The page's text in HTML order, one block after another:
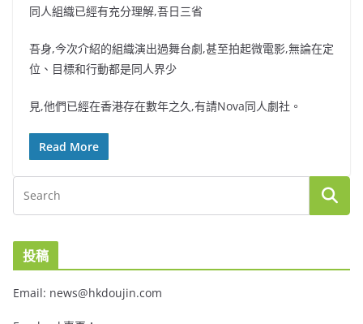
同人組織已經有充分理解,吾日三省
吾身,今次介紹的組織演出過舞台劇,甚至拍起微電影,無論在定
位、目標和行動都是同人界少
見,他們已經在香港存在數年之久,有請Nova同人劇社。
Read More
投稿
Email: news@hkdoujin.com